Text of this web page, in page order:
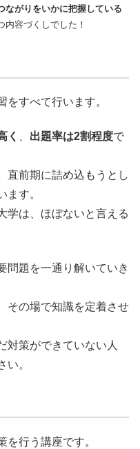
ながりをいかに把握している
容づくしでした！
すべて行います。
く 出題率は2割程度で
直前期に詰め込もうとし
ます。
学は、ほぼないと言える
問題を一通り解いていき
その場で知識を定着させ
対策ができていない人
い。
行う講座です。